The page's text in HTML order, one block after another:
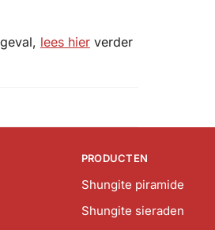
lees hier verder
PRODUCTEN
Shungite piramide
Shungite sieraden